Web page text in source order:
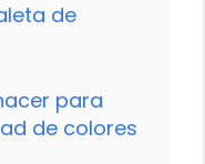
de
para
de colores